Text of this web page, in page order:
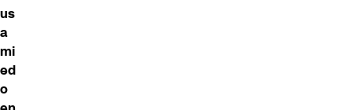
us
a
mi
ed
o